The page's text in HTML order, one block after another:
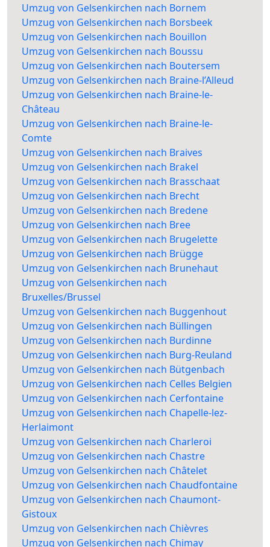
Umzug von Gelsenkirchen nach Bornem
Umzug von Gelsenkirchen nach Borsbeek
Umzug von Gelsenkirchen nach Bouillon
Umzug von Gelsenkirchen nach Boussu
Umzug von Gelsenkirchen nach Boutersem
Umzug von Gelsenkirchen nach Braine-l’Alleud
Umzug von Gelsenkirchen nach Braine-le-
Château
Umzug von Gelsenkirchen nach Braine-le-
Comte
Umzug von Gelsenkirchen nach Braives
Umzug von Gelsenkirchen nach Brakel
Umzug von Gelsenkirchen nach Brasschaat
Umzug von Gelsenkirchen nach Brecht
Umzug von Gelsenkirchen nach Bredene
Umzug von Gelsenkirchen nach Bree
Umzug von Gelsenkirchen nach Brugelette
Umzug von Gelsenkirchen nach Brügge
Umzug von Gelsenkirchen nach Brunehaut
Umzug von Gelsenkirchen nach
Bruxelles/Brussel
Umzug von Gelsenkirchen nach Buggenhout
Umzug von Gelsenkirchen nach Büllingen
Umzug von Gelsenkirchen nach Burdinne
Umzug von Gelsenkirchen nach Burg-Reuland
Umzug von Gelsenkirchen nach Bütgenbach
Umzug von Gelsenkirchen nach Celles Belgien
Umzug von Gelsenkirchen nach Cerfontaine
Umzug von Gelsenkirchen nach Chapelle-lez-
Herlaimont
Umzug von Gelsenkirchen nach Charleroi
Umzug von Gelsenkirchen nach Chastre
Umzug von Gelsenkirchen nach Châtelet
Umzug von Gelsenkirchen nach Chaudfontaine
Umzug von Gelsenkirchen nach Chaumont-
Gistoux
Umzug von Gelsenkirchen nach Chièvres
Umzug von Gelsenkirchen nach Chimay